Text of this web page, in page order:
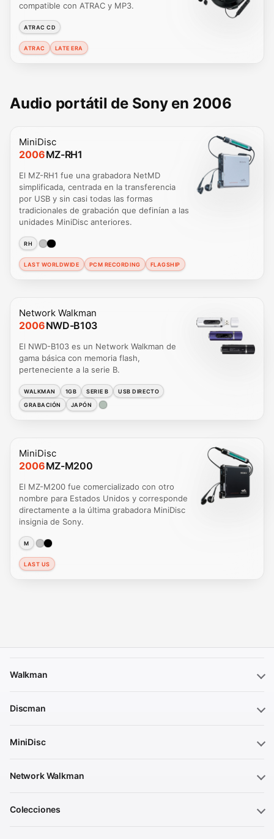
compatible con ATRAC y MP3.
ATRAC CD
ATRAC LATE ERA
Audio portátil de Sony en 2006
MiniDisc
2006MZ-RH1
El MZ-RH1 fue una grabadora NetMD
simplificada, centrada en la transferencia
por USB y sin casi todas las formas
tradicionales de grabación que definían a las
unidades MiniDisc anteriores.
RH
LAST WORLDWIDE PCM RECORDING FLAGSHIP
Network Walkman
2006NWD-B103
El NWD-B103 es un Network Walkman de
gama básica con memoria flash,
perteneciente a la serie B.
WALKMAN 1GB SERIE B
USB DIRECTO
GRABACIÓN
JAPÓN
MiniDisc
2006MZ-M200
El MZ-M200 fue comercializado con otro
nombre para Estados Unidos y corresponde
directamente a la última grabadora MiniDisc
insignia de Sony.
M
LAST US
Walkman
Discman
MiniDisc
Network Walkman
Colecciones